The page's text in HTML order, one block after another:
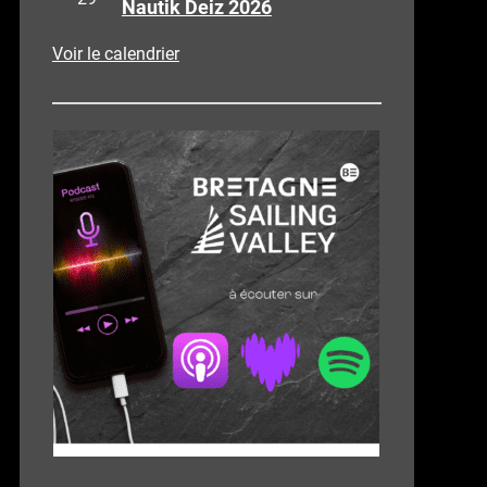
Nautik Deiz 2026
Voir le calendrier